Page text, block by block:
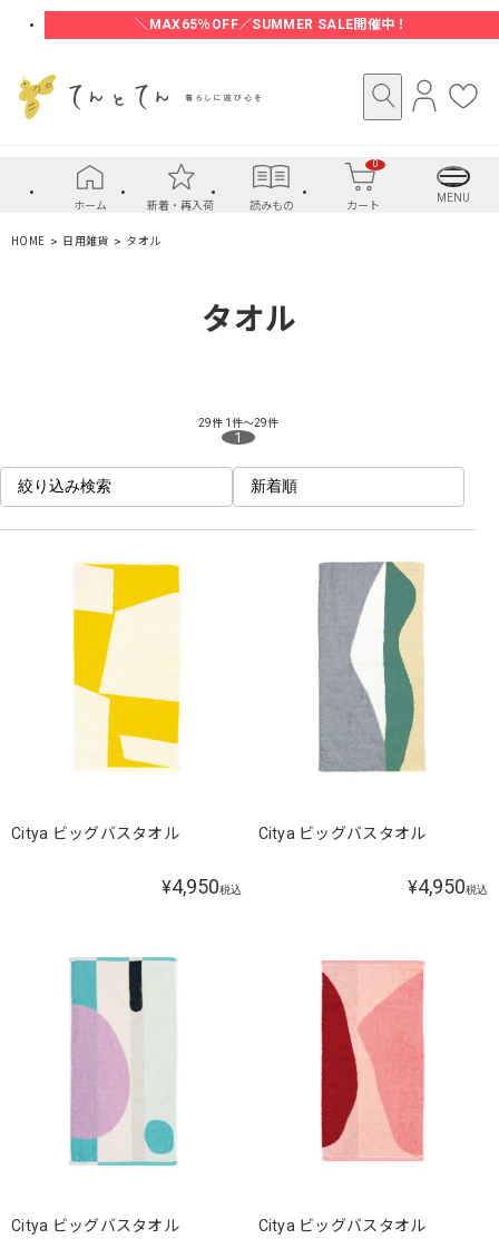
＼MAX65％OFF／SUMMER SALE開催中！
に
入
り
ホーム 新着・再入荷 読みもの カート
0
MENU
HOME 日用雑貨 タオル
タオル
29件 1件～29件
1
絞り込み検索 新着順
Citya ビッグバスタオル
¥4,950税込
Citya ビッグバスタオル
¥4,950税込
Citya ビッグバスタオル Citya ビッグバスタオル